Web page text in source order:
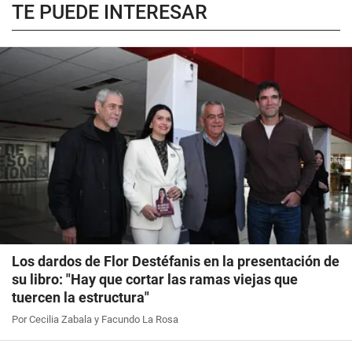
TE PUEDE INTERESAR
Los dardos de Flor Destéfanis en la presentación de
su libro: "Hay que cortar las ramas viejas que
tuercen la estructura"
Por Cecilia Zabala y Facundo La Rosa